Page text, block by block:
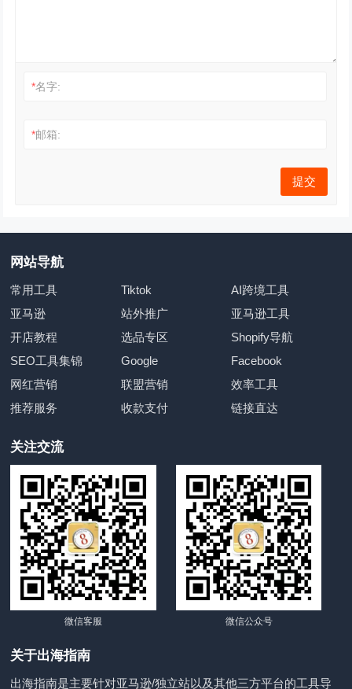
*名字:
*邮箱:
网站导航
常用工具 Tiktok
AI跨境工具
亚马逊
站外推广
亚马逊工具
开店教程
选品专区
Shopify导航
SEO工具集锦
Google
Facebook
网红营销
联盟营销
效率工具
推荐服务
收款支付 链接直达
关注交流
微信客服 微信公众号
关于出海指南
出海指南是主要针对亚马逊/独立站以及其他三方平台的工具导